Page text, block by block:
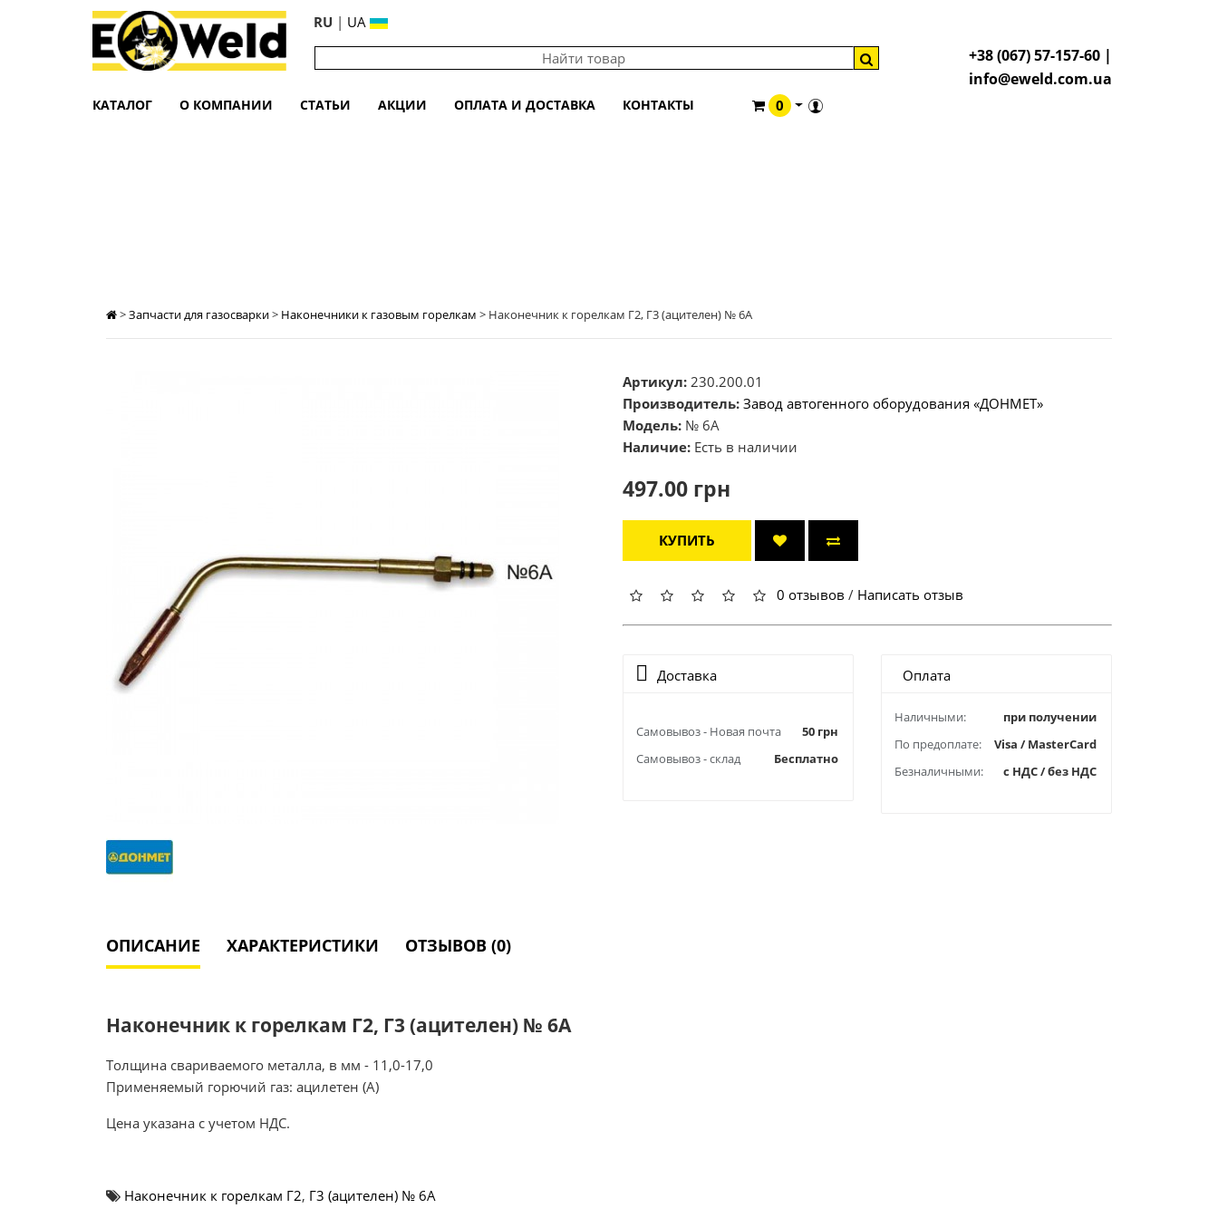
RU | UA
КАТАЛОГ О КОМПАНИИ СТАТЬИ АКЦИИ ОПЛАТА И ДОСТАВКА КОНТАКТЫ 0
+38 (067) 57-157-60 |
info@eweld.com.ua
>Запчасти для газосварки> Наконечники к газовым горелкам > Наконечник к горелкам Г2, Г3 (ацителен) № 6А
Артикул: 230.200.01
Производитель: Завод автогенного оборудования «ДОНМЕТ»
Модель: № 6А
Наличие: Есть в наличии
497.00 грн
КУПИТЬ
0 отзывов / Написать отзыв
Доставка
Самовывоз - Новая почта
50 грн
Самовывоз - склад
Бесплатно
Оплата
Наличными:
при получении
По предоплате:
Visa / MasterCard
Безналичными:
с НДС / без НДС
ОПИСАНИЕ ХАРАКТЕРИСТИКИ ОТЗЫВОВ (0)
Наконечник к горелкам Г2, Г3 (ацителен) № 6А
Толщина свариваемого металла, в мм - 11,0-17,0
Применяемый горючий газ: ацилетен (А)
Цена указана с учетом НДС.
Наконечник к горелкам Г2, Г3 (ацителен) № 6А